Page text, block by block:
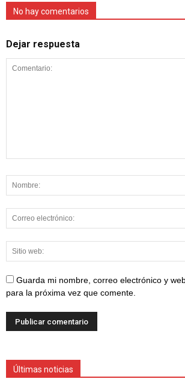
No hay comentarios
Dejar respuesta
Guarda mi nombre, correo electrónico y
para la próxima vez que comente.
Últimas noticias